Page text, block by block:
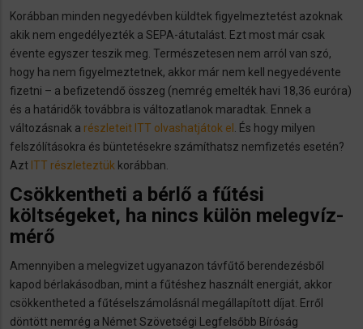
Korábban minden negyedévben küldtek figyelmeztetést azoknak
akik nem engedélyezték a SEPA-átutalást. Ezt most már csak
évente egyszer teszik meg. Természetesen nem arról van szó,
hogy ha nem figyelmeztetnek, akkor már nem kell negyedévente
fizetni – a befizetendő összeg (nemrég emelték havi 18,36 euróra)
és a határidők továbbra is változatlanok maradtak. Ennek a
változásnak a részleteit ITT olvashatjátok el
. És hogy milyen
felszólításokra és büntetésekre számíthatsz nemfizetés esetén?
Azt ITT részleteztük korábban.
Csökkentheti a bérlő a fűtési
költségeket, ha nincs külön melegvíz-
mérő
Amennyiben a melegvizet ugyanazon távfűtő berendezésből
kapod bérlakásodban, mint a fűtéshez használt energiát, akkor
csökkentheted a fűtéselszámolásnál megállapított díjat. Erről
döntött nemrég a Német Szövetségi Legfelsőbb Bíróság